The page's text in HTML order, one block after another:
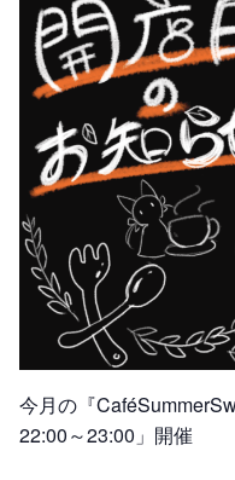
今月の『
22:00～23:00」開催